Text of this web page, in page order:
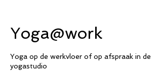
Yoga@work
Yoga op de werkvloer of op afspraak in de
yogastudio